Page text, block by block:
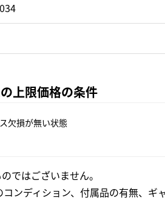
上限価格の条件
欠損が無い状態
ではございません。
ンディション、付属品の有無、ギ